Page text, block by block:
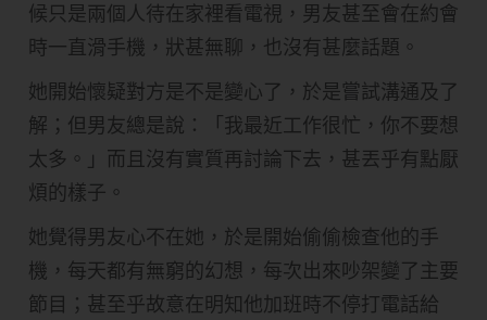
候只是兩個人待在家裡看電視，男友甚至會在約會
時一直滑手機，狀甚無聊，也沒有甚麼話題。
她開始懷疑對方是不是變心了，於是嘗試溝通及了
解；但男友總是說：「我最近工作很忙，你不要想
太多。」而且沒有實質再討論下去，甚丟乎有點厭
煩的樣子。
她覺得男友心不在她，於是開始偷偷檢查他的手
機，每天都有無窮的幻想，每次出來吵架變了主要
節目；甚至乎故意在明知他加班時不停打電話給